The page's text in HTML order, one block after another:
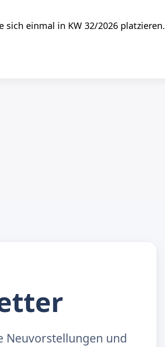
sich einmal in KW 32/2026 platzieren.
Neuvorstellungen und